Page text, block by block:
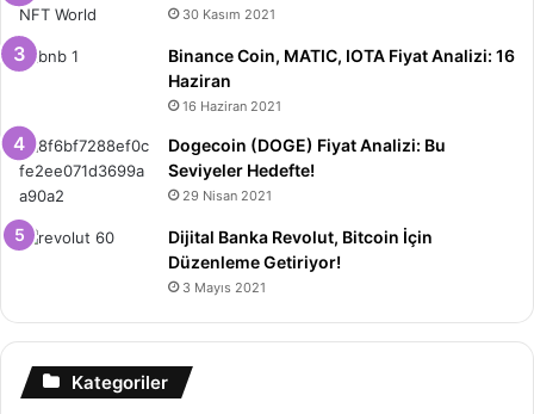
30 Kasım 2021
Binance Coin, MATIC, IOTA Fiyat Analizi: 16
Haziran
16 Haziran 2021
Dogecoin (DOGE) Fiyat Analizi: Bu
Seviyeler Hedefte!
29 Nisan 2021
Dijital Banka Revolut, Bitcoin İçin
Düzenleme Getiriyor!
3 Mayıs 2021
Kategoriler